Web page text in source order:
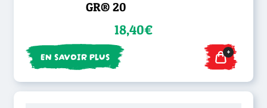
GR® 20
18,40€
EN SAVOIR PLUS +